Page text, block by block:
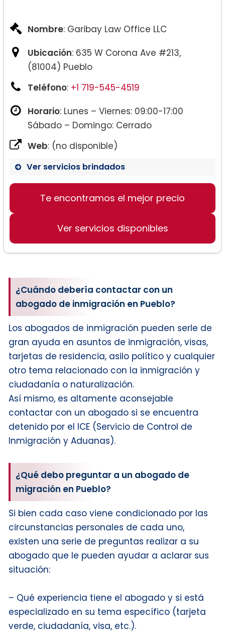
Nombre: Garibay Law Office LLC
Ubicación: 635 W Corona Ave #213,
(81004) Pueblo
Teléfono: +1 719-545-4519
Horario: Lunes – Viernes: 09:00-17:00
Sábado – Domingo: Cerrado
Web: (no disponible)
Ver servicios brindados
Te encontramos el mejor precio
Ver servicios disponibles
¿Cuándo debería contactar con un
abogado de inmigración en Pueblo?
Los abogados de inmigración pueden serle de
gran ayuda en asuntos de inmigración, visas,
tarjetas de residencia, asilo político y cualquier
otro tema relacionado con la inmigración y
ciudadanía o naturalización.
Así mismo, es altamente aconsejable
contactar con un abogado si se encuentra
detenido por el ICE (Servicio de Control de
Inmigración y Aduanas).
¿Qué debo preguntar a un abogado de
migración en Pueblo?
Si bien cada caso viene condicionado por las
circunstancias personales de cada uno,
existen una serie de preguntas realizar a su
abogado que le pueden ayudar a aclarar sus
situación:
– Qué experiencia tiene el abogado y si está
especializado en su tema específico (tarjeta
verde, ciudadanía, visa, etc.).